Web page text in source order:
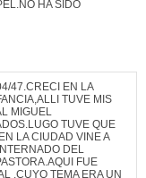
HA SIDO
47.CRECI EN LA
TUVE MIS
MIGUEL
TUVE QUE
LA CIUDAD VINE A
DEL
FUE
,CUYO TEMA ERA UN